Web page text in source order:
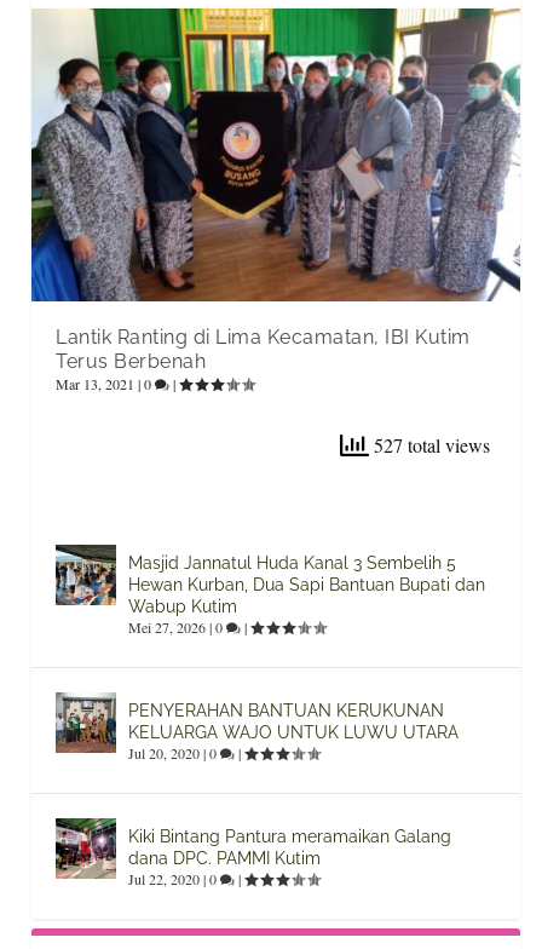
Lantik Ranting di Lima Kecamatan, IBI Kutim
Terus Berbenah
Mar 13, 2021 |0 |
527 total views
Masjid Jannatul Huda Kanal 3 Sembelih 5
Hewan Kurban, Dua Sapi Bantuan Bupati dan
Wabup Kutim
Mei 27, 2026|0 |
PENYERAHAN BANTUAN KERUKUNAN
KELUARGA WAJO UNTUK LUWU UTARA
Jul 20, 2020|0 |
Kiki Bintang Pantura meramaikan Galang
dana DPC. PAMMI Kutim
Jul 22, 2020|0 |